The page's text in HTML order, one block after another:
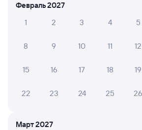
МАРИНА А.
30 июля 2026 • Поезд 150А
Елена М.
Всего одна розетка на четыре
Февраль 2027
1
2 3 4 5
8 9 10 11 12
15 16 17 18 19
22 23 24 25 26
Март 2027